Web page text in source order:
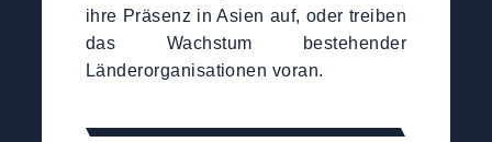
ihre Präsenz in Asien auf, oder treiben
das Wachstum bestehender
Länderorganisationen voran.